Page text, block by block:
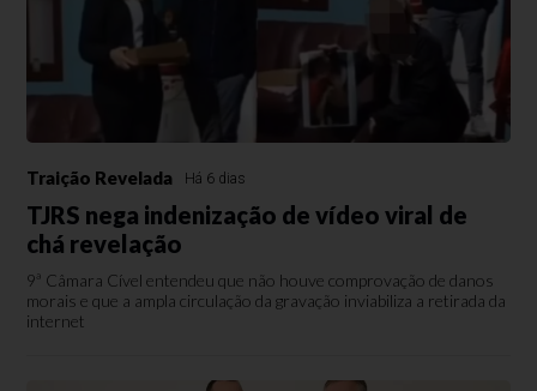
Traição Revelada Há 6 dias
TJRS nega indenização de vídeo viral de
chá revelação
9ª Câmara Cível entendeu que não houve comprovação de danos
morais e que a ampla circulação da gravação inviabiliza a retirada da
internet